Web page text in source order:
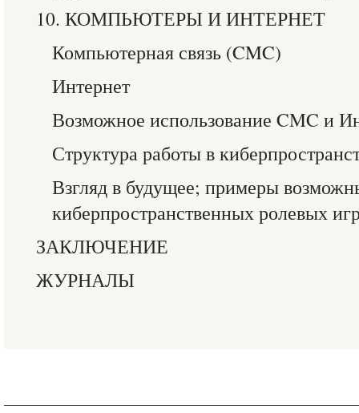
10. КОМПЬЮТЕРЫ И ИНТЕРНЕТ
Компьютерная связь (CMC)
Интернет
Возможное использование CMC и
Структура работы в
Взгляд в будущее; примеры
киберпространственных ролевых
ЗАКЛЮЧЕНИЕ
ЖУРНАЛЫ